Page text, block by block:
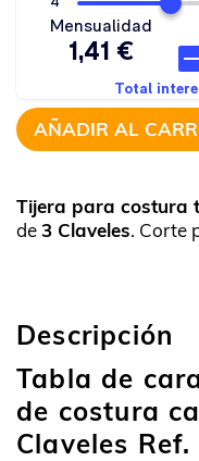
AÑADIR AL
Tijera para costura
de3 Claveles. Corte
Descripción
Tabla de
de costura
Claveles Ref.